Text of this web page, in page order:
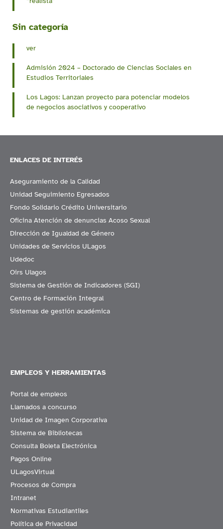
Sin categoría
ver
Admisión 2024 – Doctorado de Ciencias Sociales en
Estudios Territoriales
​Los Lagos: Lanzan proyecto para potenciar modelos
de negocios asociativos y cooperativo
ENLACES DE INTERÉS
Aseguramiento de la Calidad
Unidad Seguimiento Egresados
Fondo Solidario Crédito Universitario
Oficina Atención de denuncias Acoso Sexual
Dirección de Igualdad de Género
Unidades de Servicios ULagos
Udedoc
Oirs Ulagos
Sistema de Gestión de Indicadores (SGI)
Centro de Formación Integral
Sistemas de gestión académica
EMPLEOS Y HERRAMIENTAS
Portal de empleos
Llamados a concurso
Unidad de Imagen Corporativa
Sistema de Bibliotecas
Consulta Boleta Electrónica
Pagos Online
ULagosVirtual
Procesos de Compra
Intranet
Normativas Estudiantiles
Política de Privacidad